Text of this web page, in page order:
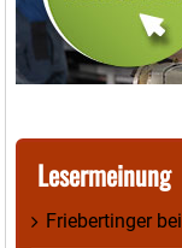
Lesermeinung
Friebertingerbei